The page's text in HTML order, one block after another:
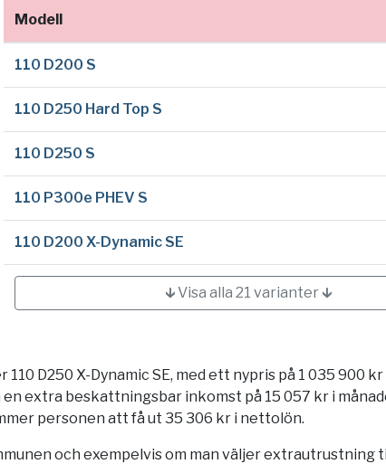
Modell
110 D200 S
110 D250 Hard Top S
110 D250 S
110 P300e PHEV S
110 D200 X-Dynamic SE
🡳 Visa alla 21 varianter 🡳
D250 X-Dynamic SE, med ett nypris på 1 035 900
extra beskattningsbar inkomst på 15 057 kr i
personen att få ut 35 306 kr i nettolön.
och exempelvis om man väljer extrautrustning